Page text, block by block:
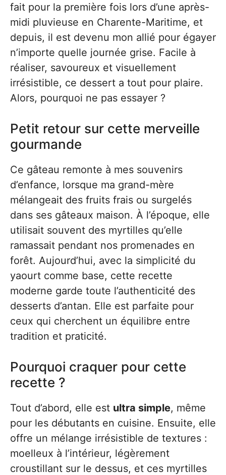
fait pour la première fois lors d’une après-
midi pluvieuse en Charente-Maritime, et
depuis, il est devenu mon allié pour égayer
n’importe quelle journée grise. Facile à
réaliser, savoureux et visuellement
irrésistible, ce dessert a tout pour plaire.
Alors, pourquoi ne pas essayer ?
Petit retour sur cette merveille
gourmande
Ce gâteau remonte à mes souvenirs
d’enfance, lorsque ma grand-mère
mélangeait des fruits frais ou surgelés
dans ses gâteaux maison. À l’époque, elle
utilisait souvent des myrtilles qu’elle
ramassait pendant nos promenades en
forêt. Aujourd’hui, avec la simplicité du
yaourt comme base, cette recette
moderne garde toute l’authenticité des
desserts d’antan. Elle est parfaite pour
ceux qui cherchent un équilibre entre
tradition et praticité.
Pourquoi craquer pour cette
recette ?
Tout d’abord, elle est ultra simple, même
pour les débutants en cuisine. Ensuite, elle
offre un mélange irrésistible de textures :
moelleux à l’intérieur, légèrement
croustillant sur le dessus, et ces myrtilles